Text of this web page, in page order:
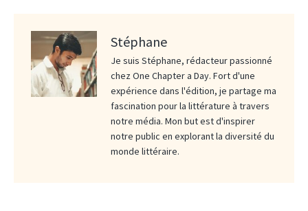
Stéphane
Je suis Stéphane, rédacteur passionné
chez One Chapter a Day. Fort d'une
expérience dans l'édition, je partage ma
fascination pour la littérature à travers
notre média. Mon but est d'inspirer
notre public en explorant la diversité du
monde littéraire.